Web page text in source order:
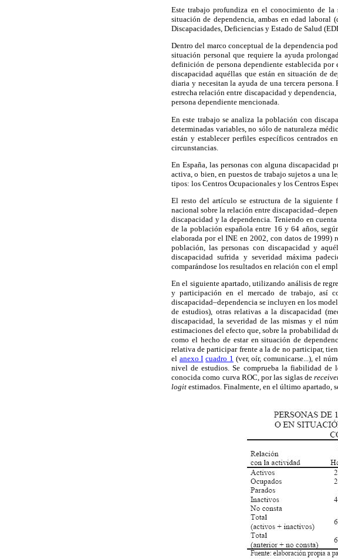
Este trabajo profundiza en el conocimiento de la
situación de dependencia, ambas en edad laboral
Discapacidades, Deficiencias y Estado de Salud
Dentro del marco conceptual de la dependencia
situación personal que requiere la ayuda
definición de persona dependiente establecida
discapacidad aquéllas que están en situación de
diaria y necesitan la ayuda de una tercera
estrecha relación entre discapacidad y
persona dependiente mencionada.
En este trabajo se analiza la población con
determinadas variables, no sólo de naturaleza
están y establecer perfiles específicos centrados
circunstancias.
En España, las personas con alguna
activa, o bien, en puestos de trabajo sujetos a una
tipos: los Centros Ocupacionales y los Centros
El resto del artículo se estructura de la siguiente
nacional sobre la relación entre
discapacidad y la dependencia. Teniendo en
de la población española entre 16 y 64 años,
elaborada por el INE en 2002, con datos de 1999)
población, las personas con discapacidad y
discapacidad sufrida y severidad máxima
comparándose los resultados en relación con el
En el siguiente apartado, utilizando análisis de
y participación en el mercado de trabajo, así
discapacidad–dependencia se incluyen en los
de estudios), otras relativas a la discapacidad
discapacidad, la severidad de las mismas y el
estimaciones del efecto que, sobre la probabilidad
como el hecho de estar en situación de
relativa de participar frente a la de no participar,
el anexo I cuadro 1 (ver, oír, comunicarse...), el
nivel de estudios. Se comprueba la fiabilidad de
conocida como curva ROC, por las siglas de
logit estimados. Finalmente, en el último apartado,